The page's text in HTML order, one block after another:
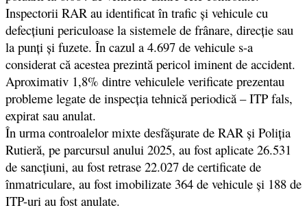
Inspectorii RAR au identificat în trafic şi vehicule cu
defecțiuni periculoase la sistemele de frânare, direcţie sau
la punţi și fuzete. În cazul a 4.697 de vehicule s-a
considerat că acestea prezintă pericol iminent de accident.
Aproximativ 1,8% dintre vehiculele verificate prezentau
probleme legate de inspecția tehnică periodică – ITP fals,
expirat sau anulat.
În urma controalelor mixte desfăşurate de RAR şi Poliţia
Rutieră, pe parcursul anului 2025, au fost aplicate 26.531
de sancțiuni, au fost retrase 22.027 de certificate de
înmatriculare, au fost imobilizate 364 de vehicule și 188 de
ITP-uri au fost anulate.